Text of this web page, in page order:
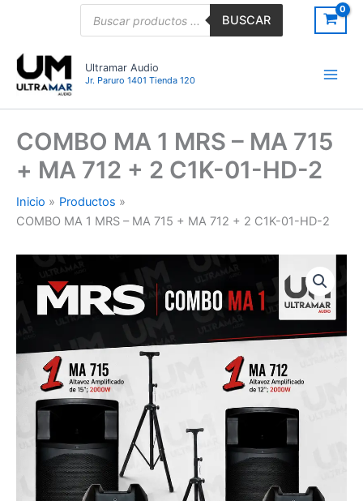
BUSCAR
Ultramar Audio
Jr. Paruro 1401 Tienda 120
COMBO MA 1 MRS – MA 715
+ MA 712 + 2 C1K-01-HD-2
Inicio
Productos
COMBO MA 1 MRS – MA 715 + MA 712 + 2 C1K-01-HD-2
MRS
715
C1K-